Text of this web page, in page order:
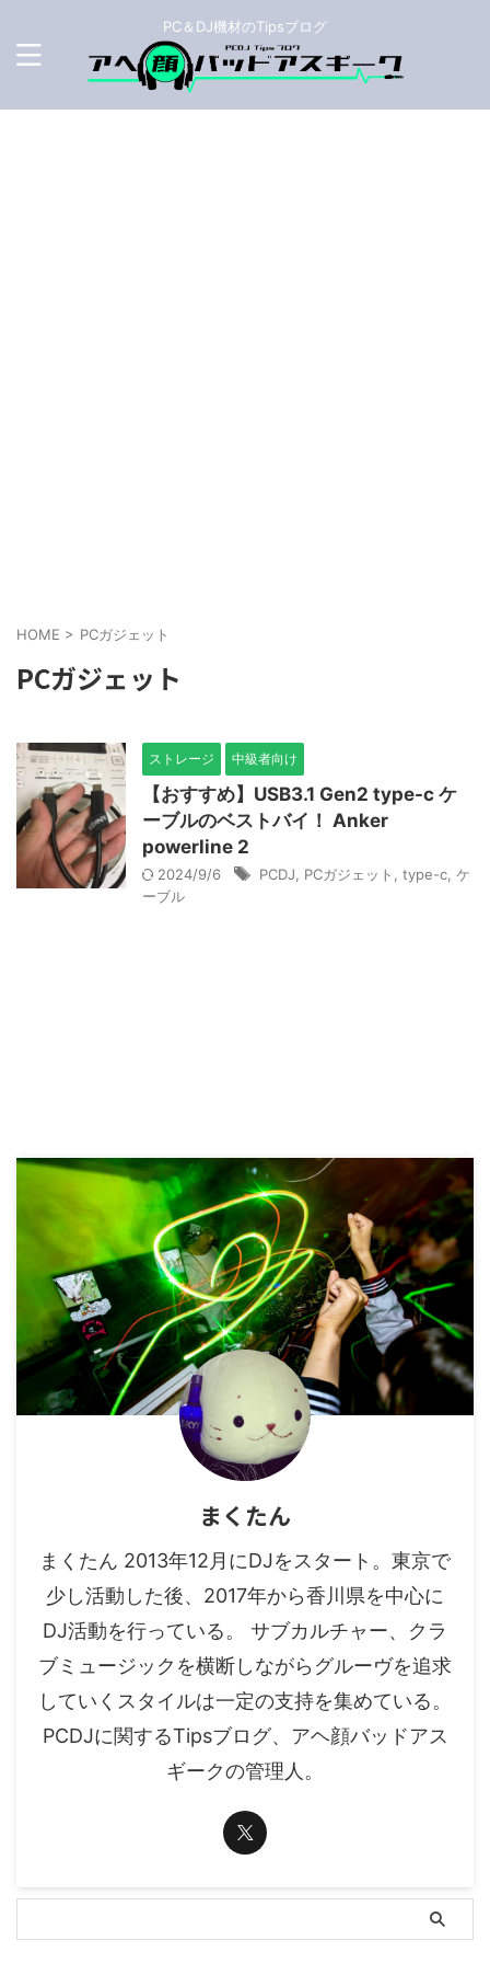
PC＆DJ機材のTipsブログ
HOME > PCガジェット
PCガジェット
ストレージ 中級者向け
【おすすめ】USB3.1 Gen2 type-c ケ
ーブルのベストバイ！ Anker
powerline 2
2024/9/6 PCDJ PCガジェット type-c ケ
ーブル
まくたん
まくたん 2013年12月にDJをスタート。東京で
少し活動した後、2017年から香川県を中心に
DJ活動を行っている。 サブカルチャー、クラ
ブミュージックを横断しながらグルーヴを追求
していくスタイルは一定の支持を集めている。
PCDJに関するTipsブログ、アヘ顔バッドアス
ギークの管理人。